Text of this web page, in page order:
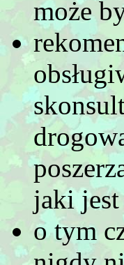
może
jaki
o tym